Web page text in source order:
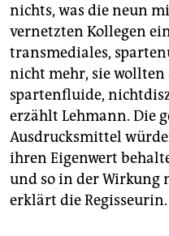
nichts, was die neun
vernetzten Kollegen
transmediales,
nicht mehr, sie wollten
spartenfluide,
erzählt Lehmann. Die
Ausdrucksmittel
ihren Eigenwert
und so in der Wirkung
erklärt die Regisseurin.